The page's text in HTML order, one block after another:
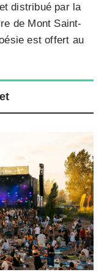
distribué par la
de Mont Saint-
est offert au